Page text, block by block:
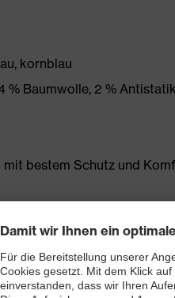
kornblau
% Baumwolle, 2 %
bestem Schutz und
1 (in Verbindung
nach EN ISO 11612:2008